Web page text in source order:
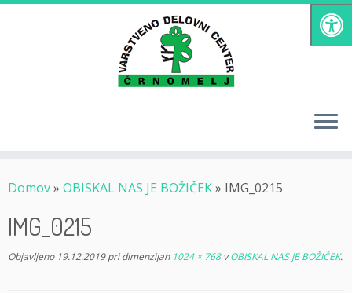
Skoči
Domov» OBISKAL NAS JE BOŽIČEK» IMG_0215
IMG_0215
Objavljeno 19.12.2019pri dimenzijah1024 × 768vOBISKAL NAS JE BOŽIČEK.